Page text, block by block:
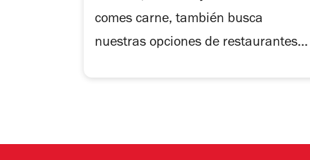
comes carne, también busca
nuestras opciones de restaurantes...